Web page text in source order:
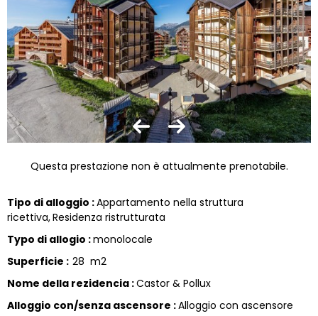
Questa prestazione non è attualmente prenotabile.
Tipo di alloggio :Appartamento nella struttura
ricettiva Residenza ristrutturata
Typo di allogio :monolocale
Superficie : 28 m2
Nome della rezidencia :Castor & Pollux
Alloggio con/senza ascensore :Alloggio con ascensore